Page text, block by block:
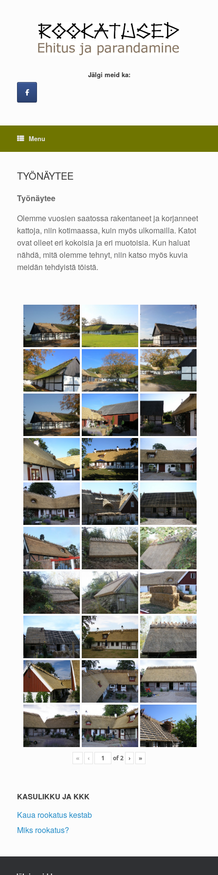
Jälgi meid ka:
Menu
TYÖNÄYTEE
Työnäytee
Olemme vuosien saatossa rakentaneet ja korjanneet
kattoja, niin kotimaassa, kuin myös ulkomailla. Katot
ovat olleet eri kokoisia ja eri muotoisia. Kun haluat
nähdä, mitä olemme tehnyt, niin katso myös kuvia
meidän tehdyistä töistä.
« ‹ of2 › »
KASULIKKU JA KKK
Kaua rookatus kestab
Miks rookatus?